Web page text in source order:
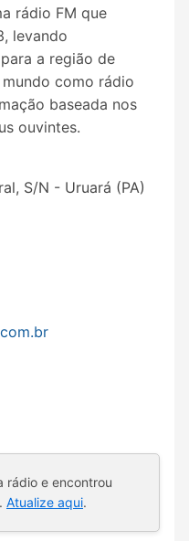
rádio FM que
levando
a região de
como rádio
baseada nos
ouvintes.
S/N - Uruará (PA)
rádio e encontrou
Atualize aqui.